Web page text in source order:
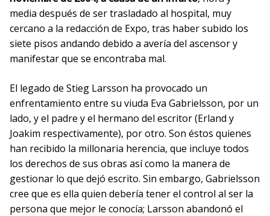
media después de ser trasladado al hospital, muy
cercano a la redacción de Expo, tras haber subido los
siete pisos andando debido a avería del ascensor y
manifestar que se encontraba mal.
El legado de Stieg Larsson ha provocado un
enfrentamiento entre su viuda Eva Gabrielsson, por un
lado, y el padre y el hermano del escritor (Erland y
Joakim respectivamente), por otro. Son éstos quienes
han recibido la millonaria herencia, que incluye todos
los derechos de sus obras así como la manera de
gestionar lo que dejó escrito. Sin embargo, Gabrielsson
cree que es ella quien debería tener el control al ser la
persona que mejor le conocía; Larsson abandonó el